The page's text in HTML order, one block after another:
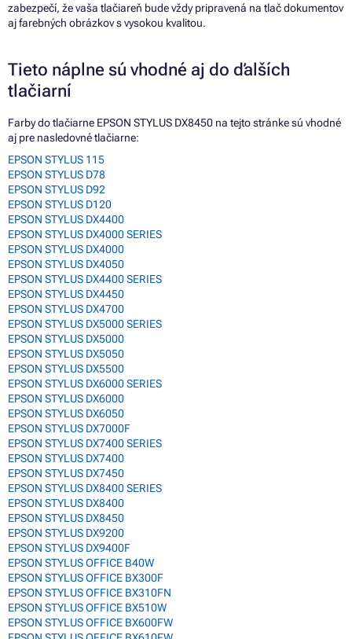
zabezpečí, že vaša tlačiareň bude vždy pripravená na tlač dokumentov
aj farebných obrázkov s vysokou kvalitou.
Tieto náplne sú vhodné aj do ďalších
tlačiarní
Farby do tlačiarne EPSON STYLUS DX8450 na tejto stránke sú vhodné
aj pre nasledovné tlačiarne:
EPSON STYLUS 115
EPSON STYLUS D78
EPSON STYLUS D92
EPSON STYLUS D120
EPSON STYLUS DX4400
EPSON STYLUS DX4000 SERIES
EPSON STYLUS DX4000
EPSON STYLUS DX4050
EPSON STYLUS DX4400 SERIES
EPSON STYLUS DX4450
EPSON STYLUS DX4700
EPSON STYLUS DX5000 SERIES
EPSON STYLUS DX5000
EPSON STYLUS DX5050
EPSON STYLUS DX5500
EPSON STYLUS DX6000 SERIES
EPSON STYLUS DX6000
EPSON STYLUS DX6050
EPSON STYLUS DX7000F
EPSON STYLUS DX7400 SERIES
EPSON STYLUS DX7400
EPSON STYLUS DX7450
EPSON STYLUS DX8400 SERIES
EPSON STYLUS DX8400
EPSON STYLUS DX8450
EPSON STYLUS DX9200
EPSON STYLUS DX9400F
EPSON STYLUS OFFICE B40W
EPSON STYLUS OFFICE BX300F
EPSON STYLUS OFFICE BX310FN
EPSON STYLUS OFFICE BX510W
EPSON STYLUS OFFICE BX600FW